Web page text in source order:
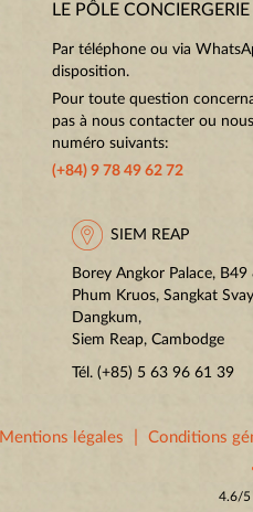
LE PÔLE CONCIERGERIE
Par téléphone ou via
disposition.
Pour toute question
pas à nous contacter ou
numéro suivants:
(+84) 9 78 49 62 72
SIEM REAP
Borey Angkor Palace, B49
Phum Kruos, Sangkat Svay
Dangkum,
Siem Reap, Cambodge
Tél. (+85) 5 63 96 61 39
Mentions légales Conditions
4.6/5